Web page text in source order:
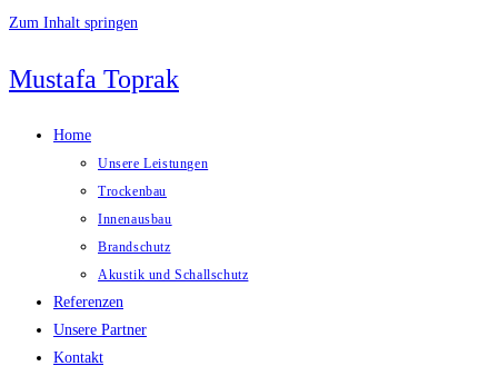
Zum Inhalt springen
Mustafa Toprak
Home
Unsere Leistungen
Trockenbau
Innenausbau
Brandschutz
Akustik und Schallschutz
Referenzen
Unsere Partner
Kontakt